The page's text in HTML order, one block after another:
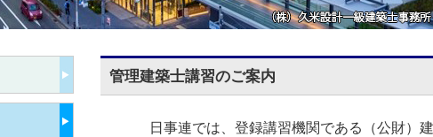
管理建築士講習のご案内
日事連では、登録講習機関である（公財）